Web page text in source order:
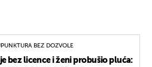
BEZ DOZVOLE
je bez licence i ženi probušio pluća: